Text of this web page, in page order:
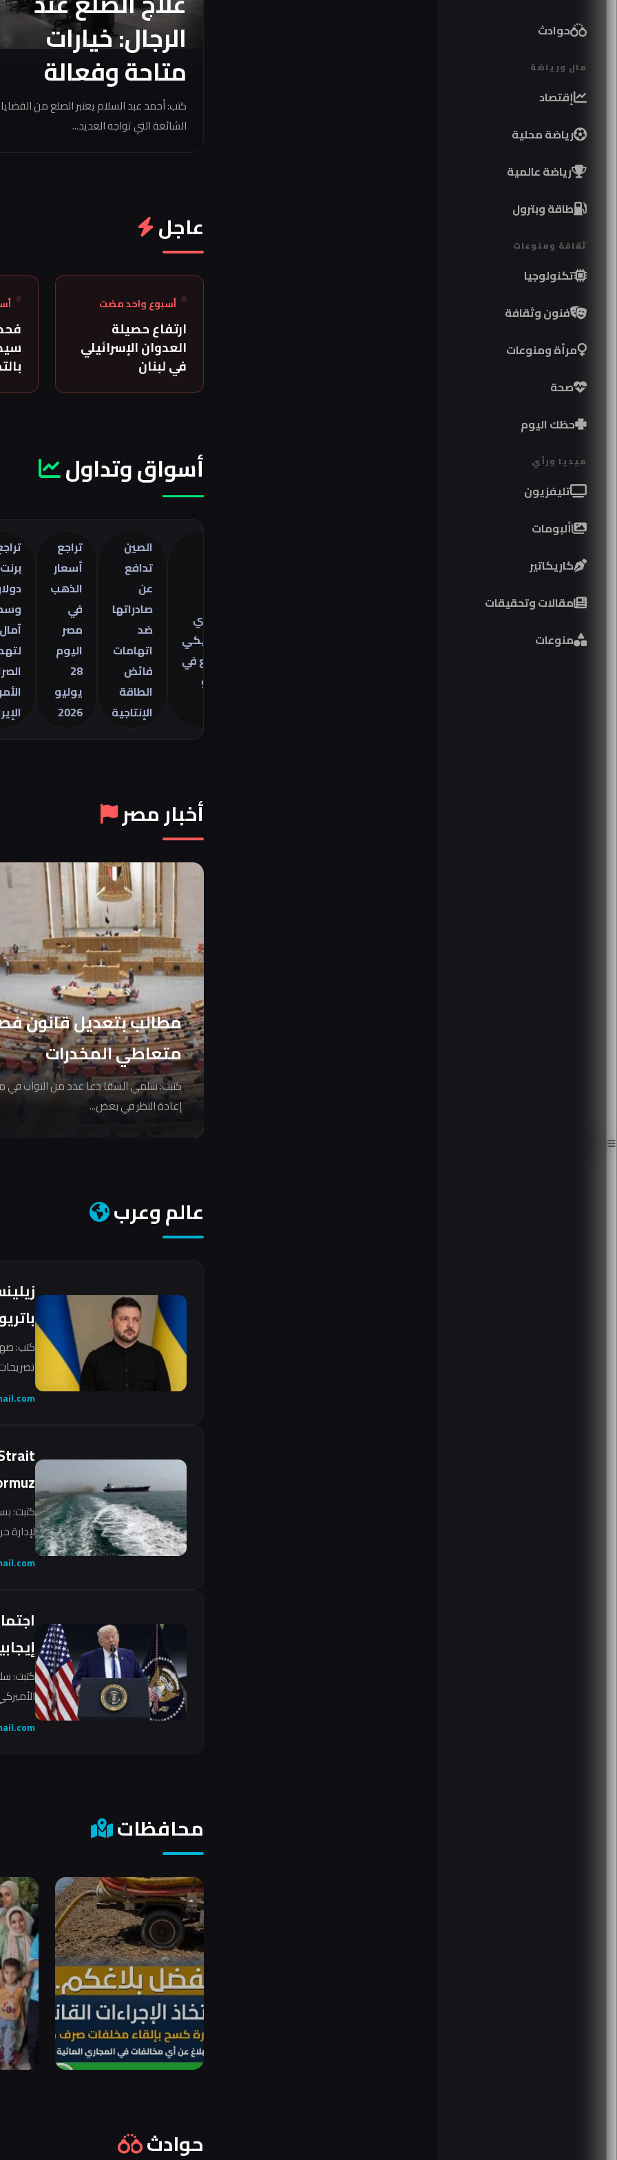
حوادث
مال ورياضة
إقتصاد
رياضة محلية
رياضة عالمية
طاقة وبترول
ثقافة ومنوعات
تكنولوجيا
فنون وثقافة
مرأة ومنوعات
صحة
حظك اليوم
ميديا ورأي
تليفزيون
ألبومات
كاريكاتير
مقالات وتحقيقات
منوعات
الرجال: خيارات
متاحة وفعالة
كتب: أحمد عبد السلام يعتبر الصلع من القضايا
الشائعة التي تواجه العديد...
عاجل
أسبوع واحد مضت
ارتفاع حصيلة
العدوان الإسرائيلي
في لبنان
أسواق وتداول
صادراتها
اتهامات
الطاقة
الإنتاجية
الذهب
تراجع خام
برنت 5
دولارات
لتهدئة
الصراع
الأمريكي
الإيراني
أخبار مصر
مطالب بتعديل قانون
متعاطي المخدرات
كتبت: سلمي السقا دعا عدد من النواب
إعادة النظر في بعض...
عالم وعرب
كتب:
كتبت:
لإدارة
كتبت:
محافظات
حوادث